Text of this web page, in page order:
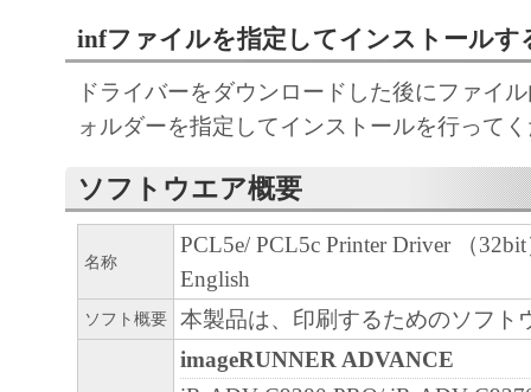
[NO LIABILITY FOR DAMAGES] IN NO
EITHER CANON, CANON'S
AFFILIATES, THEIR DISTRIBUTORS
WHATSOEVER (INCLUDING WITHOUT
OS S OF BUSINESS PROFITS, L OS S OF
INFORMATION, L OS S OF BUSINESS
OTHER COMPENSATORY, INCIDENTAL
CONSEQUENTIAL DAMAGES) ARISING
SOFTWARE, USE THEREOF OR
infファイルを指定してインストールす
ドライバーをダウンロードした後にファイ
ォルダーを指定してインストールを行って
ソフトウエア概要
名称
PCL5e/ PCL5c Printer Driver （
English
ソフト概要
本製品は、印刷するためのソフト
imageRUNNER ADVANCE